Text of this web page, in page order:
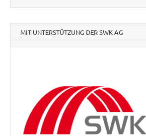
MIT UNTERSTÜTZUNG DER SWK AG